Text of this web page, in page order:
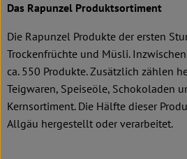
Das Rapunzel Produktsortiment
Die Rapunzel Produkte der ersten
Trockenfrüchte und Müsli.
ca. 550 Produkte. Zusätzlich zählen
Teigwaren, Speiseöle, Schokoladen
Kernsortiment. Die Hälfte dieser
Allgäu hergestellt oder verarbeitet.